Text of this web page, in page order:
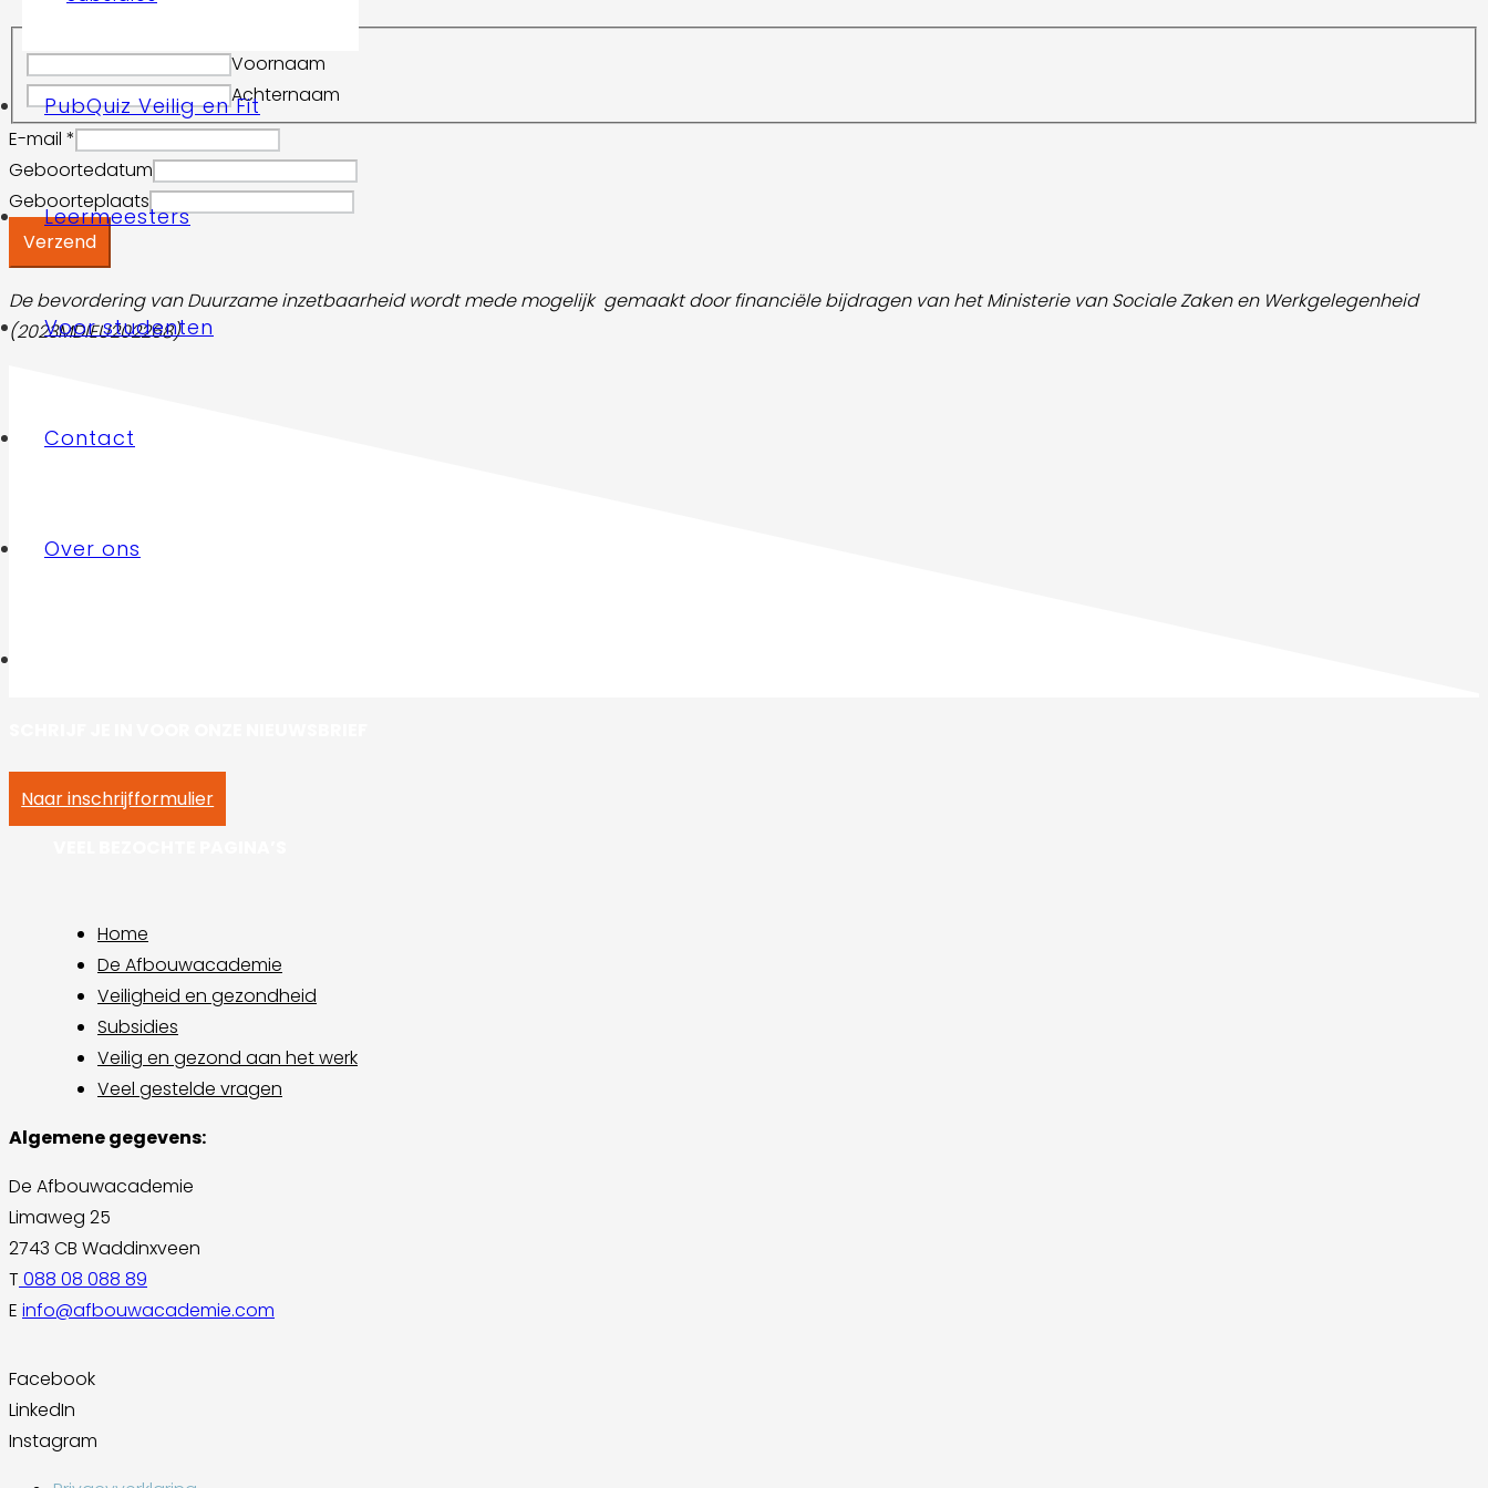
PubQuiz Veilig en Fit
Leermeesters
Voor studenten
Contact
Over ons
Voornaam
Achternaam
E-mail *
Geboortedatum
Geboorteplaats
Verzend
De bevordering van Duurzame inzetbaarheid wordt mede mogelijk gemaakt doorfinanciële bijdragen van het Ministerie van Sociale Zaken en Werkgelegenheid
(2023MDIEU202268)
Naar inschrijfformulier
Home
De Afbouwacademie
Veiligheid en gezondheid
Subsidies
Veilig en gezond aan het werk
Veel gestelde vragen
Algemene gegevens:
De Afbouwacademie
Limaweg 25
2743 CB Waddinxveen
T 088 08 088 89
E info@afbouwacademie.com
Facebook
LinkedIn
Instagram